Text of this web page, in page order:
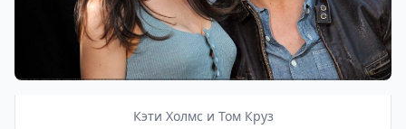
Кэти Холмс и Том Круз